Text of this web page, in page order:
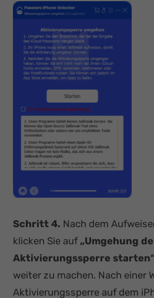
Schritt 4. Nach dem
klicken Sie auf „Umgehung
Aktivierungssperre
weiter zu machen. Nach einer
Aktivierungssperre auf dem